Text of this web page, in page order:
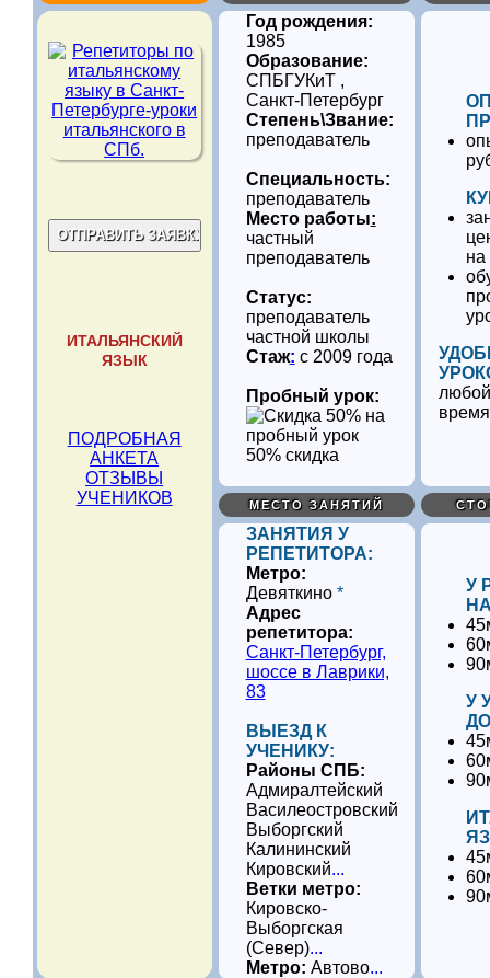
ИТАЛЬЯНСКИЙ
ЯЗЫК
ПОДРОБНАЯ
АНКЕТА
ОТЗЫВЫ
УЧЕНИКОВ
Год рождения:
1985
Образование:
СПБГУКиТ ,
Санкт-Петербург
Степень\Звание:
преподаватель
Специальность:
преподаватель
Место работы:
частный
преподаватель
Статус:
преподаватель
частной школы
Стаж: с 2009 года
Пробный урок:
50% скидка
на
время
МЕСТО ЗАНЯТИЙ
ЗАНЯТИЯ У
РЕПЕТИТОРА:
Метро:
Девяткино *
Адрес
репетитора:
Санкт-Петербург,
шоссе в Лаврики,
83
ВЫЕЗД К
УЧЕНИКУ:
Районы СПБ:
Адмиралтейский
Василеостровский
Выборгский
Калининский
Кировский...
Ветки метро:
Кировско-
Выборгская
(Север)...
Метро: Автово...
У
У